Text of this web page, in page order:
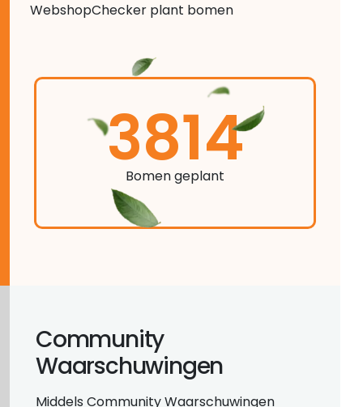
WebshopChecker plant bomen
3814
Bomen geplant
Community
Waarschuwingen
Middels Community Waarschuwingen